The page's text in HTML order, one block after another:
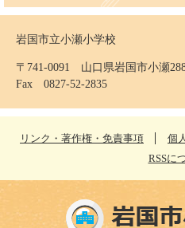
岩国市立小瀬小学校
〒741-0091 山口県岩国市小瀬
Fax 0827-52-2835
リンク・著作権・免責事項 個
RSSに